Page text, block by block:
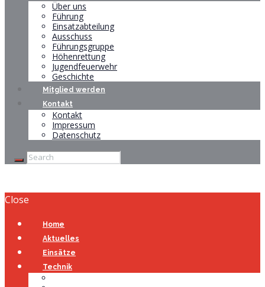
Über uns
Führung
Einsatzabteilung
Ausschuss
Führungsgruppe
Höhenrettung
Jugendfeuerwehr
Geschichte
Mitglied werden
Kontakt
Kontakt
Impressum
Datenschutz
Close
Home
Aktuelles
Einsätze
Technik